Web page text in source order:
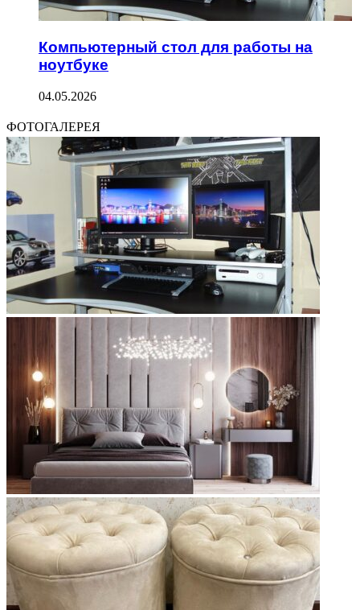
Компьютерный стол для работы на
ноутбуке
04.05.2026
ФОТОГАЛЕРЕЯ